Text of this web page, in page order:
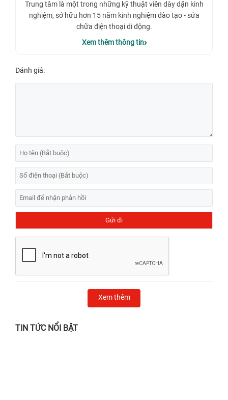
Trung tâm là một trong những kỹ thuật viên dày dặn kinh
nghiệm, sở hữu hơn 15 năm kinh nghiệm đào tạo - sửa
chữa điện thoại di động.
Xem thêm thông tin
Đánh giá:
Xem thêm
TIN TỨC NỔI BẬT